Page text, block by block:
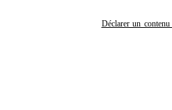
Déclarer un